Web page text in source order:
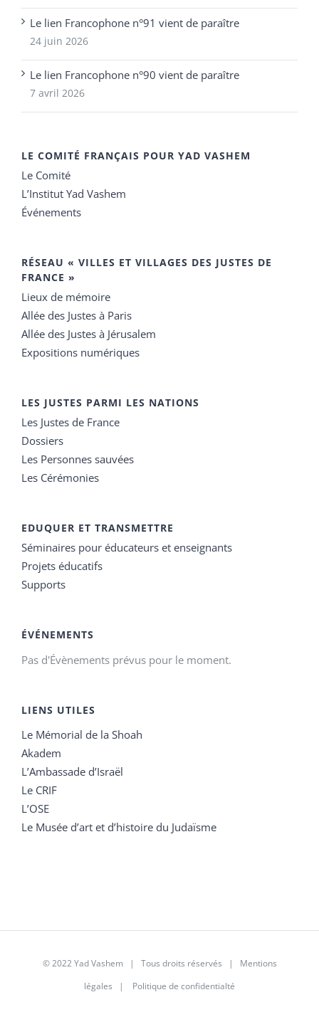
Le lien Francophone n°91 vient de paraître
24 juin 2026
Le lien Francophone n°90 vient de paraître
7 avril 2026
LE COMITÉ FRANÇAIS POUR YAD VASHEM
Le Comité
L’Institut Yad Vashem
Événements
RÉSEAU « VILLES ET VILLAGES DES JUSTES DE
FRANCE »
Lieux de mémoire
Allée des Justes à Paris
Allée des Justes à Jérusalem
Expositions numériques
LES JUSTES PARMI LES NATIONS
Les Justes de France
Dossiers
Les Personnes sauvées
Les Cérémonies
EDUQUER ET TRANSMETTRE
Séminaires pour éducateurs et enseignants
Projets éducatifs
Supports
ÉVÉNEMENTS
Pas d'Évènements prévus pour le moment.
LIENS UTILES
Le Mémorial de la Shoah
Akadem
L’Ambassade d’Israël
Le CRIF
L’OSE
Le Musée d’art et d’histoire du Judaïsme
© 2022 Yad Vashem | Tous droits réservés | Mentions
légales | Politique de confidentialté